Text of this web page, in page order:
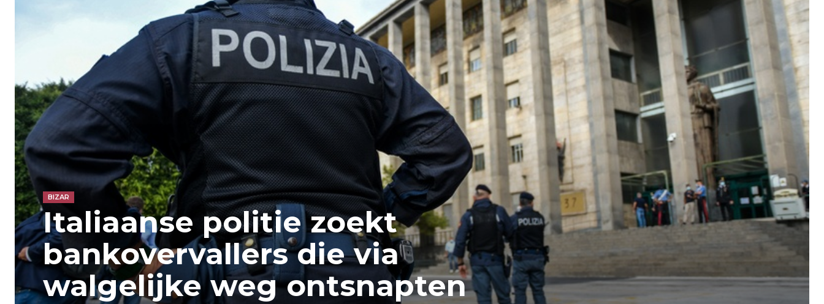
BIZAR
Italiaanse politie zoekt
bankovervallers die via
walgelijke weg ontsnapten